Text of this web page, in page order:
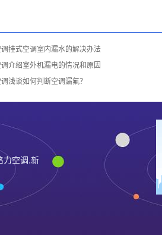
挂式空调室内漏水的解决办法
介绍室外机漏电的情况和原因
浅谈如何判断空调漏氟？
力空调,新